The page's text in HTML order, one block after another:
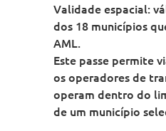
Validade espacial:
dos 18 municípios
AML.
Este passe permite
os operadores de
operam dentro do
de um município